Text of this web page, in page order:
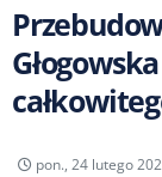
pon., 24 lutego